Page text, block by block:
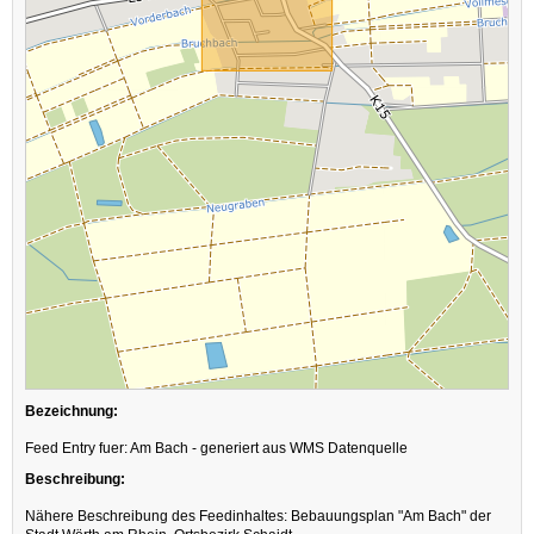
Bezeichnung:
Feed Entry fuer: Am Bach - generiert aus WMS Datenquelle
Beschreibung:
Nähere Beschreibung des Feedinhaltes: Bebauungsplan "Am Bach" der